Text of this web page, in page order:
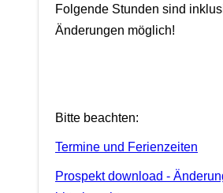
Folgende Stunden sind
Änderungen möglich!
Bitte beachten:
Termine und Ferienzeiten
Prospekt download -